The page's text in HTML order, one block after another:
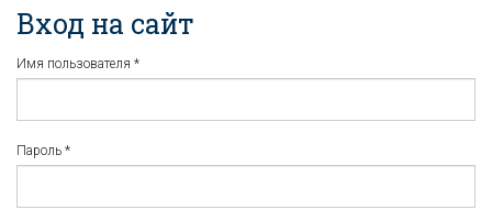
Вход на сайт
Имя пользователя *
Пароль *